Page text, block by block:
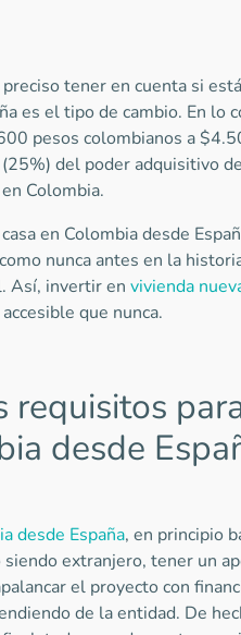
tener en cuenta si
es el tipo de cambio. En lo
pesos colombianos a
del poder adquisitivo
Colombia.
en Colombia desde
nunca antes en la
Así, invertir en vivienda
que nunca.
requisitos
desde
desde España, en principio
siendo extranjero, tener un
el proyecto con
de la entidad. De